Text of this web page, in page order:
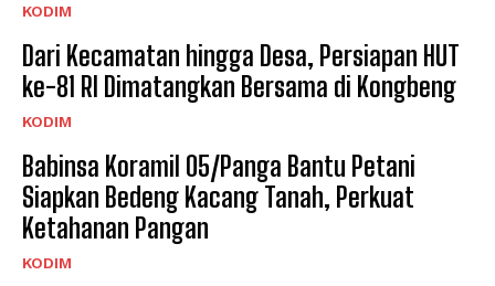
KODIM
Dari Kecamatan hingga Desa, Persiapan HUT
ke-81 RI Dimatangkan Bersama di Kongbeng
KODIM
Babinsa Koramil 05/Panga Bantu Petani
Siapkan Bedeng Kacang Tanah, Perkuat
Ketahanan Pangan
KODIM